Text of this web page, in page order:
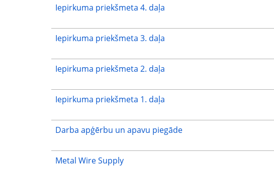
Iepirkuma priekšmeta 4. daļa
Iepirkuma priekšmeta 3. daļa
Iepirkuma priekšmeta 2. daļa
Iepirkuma priekšmeta 1. daļa
Darba apģērbu un apavu piegāde
Metal Wire Supply